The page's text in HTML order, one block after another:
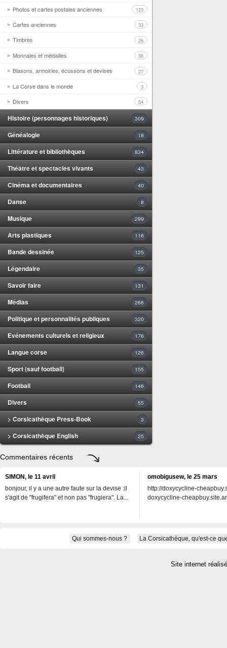
Photos et cartes postales anciennes 123
Cartes anciennes 33
Timbres 26
Monnaies et médailles 36
Blasons, armoiries, écussons et devises 27
La Corse dans le monde 3
Divers 54
Histoire (personnages historiques) 309
Généalogie 18
Littérature et bibliothèques 834
Théâtre et spectacles vivants 43
Cinéma et documentaires 40
Danse 8
Musique 299
Arts plastiques 116
Bande dessinée 125
Légendaire 35
Savoir faire 131
Médias 268
Politique et personnalités publiques 320
Evénements culturels et religieux 176
Langue corse 126
Sport (sauf football) 155
Football 146
Divers 55
> Corsicathèque Press-Book 3
> Corsicathèque English 25
Commentaires récents
SIMON, le 11 avril
bonjour, il y a une autre faute sur la devise :il
s'agit de "frugifera" et non pas "frugiera". La...
omobigusew, le 25 mars
http://doxycycline-
doxycycline-
Qui sommes-nous ? La Corsicathèque, qu'est-ce
Site internet